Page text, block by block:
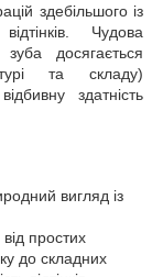
здебільшого із
Чудова
досягається
та складу)
здатність
вигляд із
простих
до складних